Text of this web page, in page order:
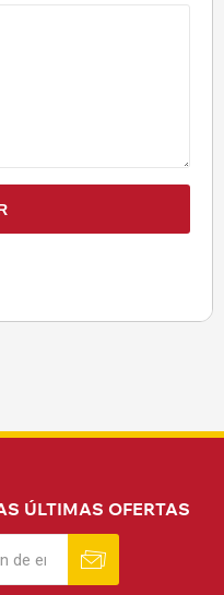
ÚLTIMAS OFERTAS